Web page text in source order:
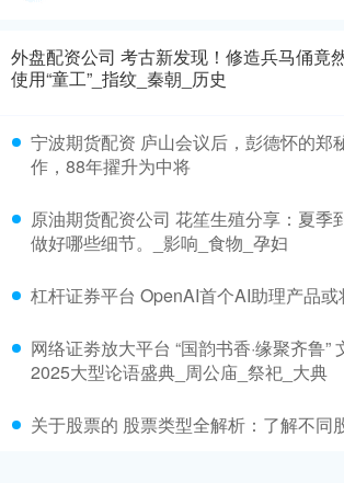
外盘配资公司 考古新发现！修造兵马俑竟
使用“童工”_指纹_秦朝_历史
宁波期货配资 庐山会议后，彭德怀的郑
作，88年擢升为中将
原油期货配资公司 花笙生殖分享：夏季
做好哪些细节。_影响_食物_孕妇
杠杆证券平台 OpenAI首个AI助理产品
网络证劵放大平台 “国韵书香·缘聚齐鲁”
2025大型论语盛典_周公庙_祭祀_大典
关于股票的 股票类型全解析：了解不同